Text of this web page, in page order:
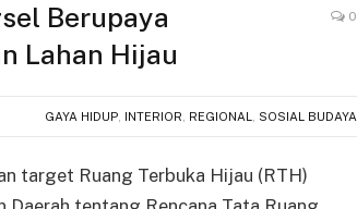
Berupaya
Lahan Hijau
0
GAYA HIDUP INTERIOR REGIONAL SOSIAL BUDAYA
target Ruang Terbuka Hijau (RTH)